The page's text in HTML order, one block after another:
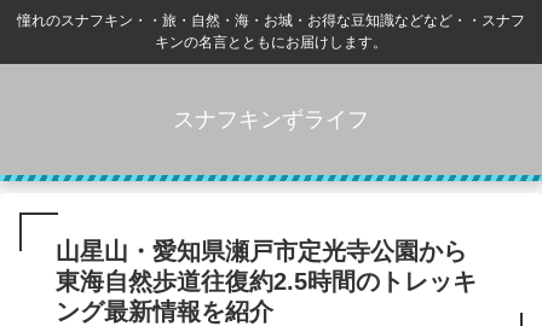
憧れのスナフキン・・旅・自然・海・お城・お得な豆知識などなど・・スナフ
キンの名言とともにお届けします。
スナフキンずライフ
山星山・愛知県瀬戸市定光寺公園から
東海自然歩道往復約2.5時間のトレッキ
ング最新情報を紹介